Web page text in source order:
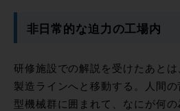
非日常的な迫力の工場内
研修施設での解説を受けたあと
製造ラインへと移動する。人間
型機械群に囲まれて、なにが何